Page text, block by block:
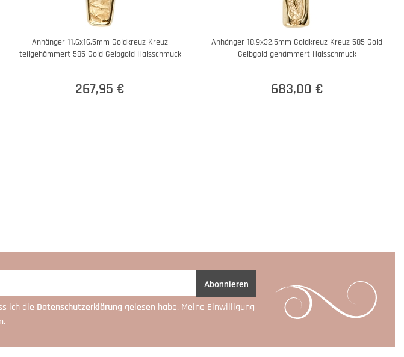
Anhänger 11,6x16,5mm Goldkreuz Kreuz
teilgehämmert 585 Gold Gelbgold Halsschmuck
267,95 €
Anhänger 18,9x32,5mm Goldkreuz Kreuz 585 Gold
Gelbgold gehämmert Halsschmuck
683,00 €
Abonnieren
ich die Daten­schutz­erklärung gelesen habe. Meine Einwilligung